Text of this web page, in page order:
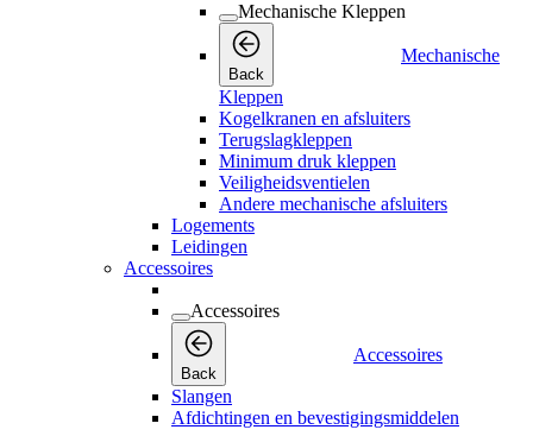
Mechanische Kleppen
Back
Mechanische
Kleppen
Kogelkranen en afsluiters
Terugslagkleppen
Minimum druk kleppen
Veiligheidsventielen
Andere mechanische afsluiters
Logements
Leidingen
Accessoires
Accessoires
Back
Accessoires
Slangen
Afdichtingen en bevestigingsmiddelen